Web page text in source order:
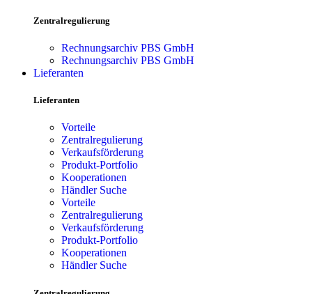
Zentralregulierung
Rechnungsarchiv PBS GmbH
Rechnungsarchiv PBS GmbH
Lieferanten
Lieferanten
Vorteile
Zentralregulierung
Verkaufsförderung
Produkt-Portfolio
Kooperationen
Händler Suche
Vorteile
Zentralregulierung
Verkaufsförderung
Produkt-Portfolio
Kooperationen
Händler Suche